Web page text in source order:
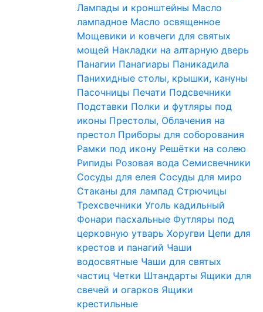
Лампады и кронштейны Масло
лампадное Масло освященное
Мощевики и ковчеги для святых
мощей Накладки на алтарную дверь
Панагии Панагиары Паникадила
Панихидные столы, крышки, кануны
Пасочницы Печати Подсвечники
Подставки Полки и футляры под
иконы Престолы, Облачения на
престол Приборы для соборования
Рамки под икону Решётки на солею
Рипиды Розовая вода Семисвечники
Сосуды для елея Сосуды для миро
Стаканы для лампад Стрючицы
Трехсвечники Уголь кадильный
Фонари пасхальные Футляры под
церковную утварь Хоругви Цепи для
крестов и панагий Чаши
водосвятные Чаши для святых
частиц Четки Штандарты Ящики для
свечей и огарков Ящики
крестильные